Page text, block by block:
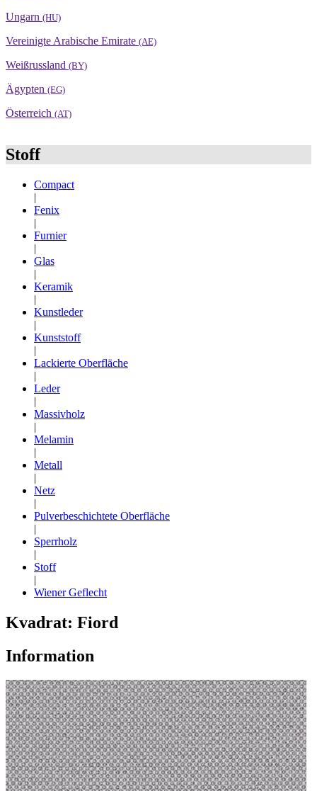
Ungarn (HU)
Vereinigte Arabische Emirate (AE)
Weißrussland (BY)
Ägypten (EG)
Österreich (AT)
Stoff
Compact
|
Fenix
|
Furnier
|
Glas
|
Keramik
|
Kunstleder
|
Kunststoff
|
Lackierte Oberfläche
|
Leder
|
Massivholz
|
Melamin
|
Metall
|
Netz
|
Pulverbeschichtete Oberfläche
|
Sperrholz
|
Stoff
|
Wiener Geflecht
Kvadrat: Fiord
Information